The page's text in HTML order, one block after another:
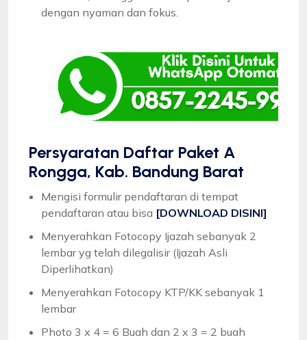
dengan nyaman dan fokus.
Persyaratan Daftar Paket A
Rongga, Kab. Bandung Barat
Mengisi formulir pendaftaran di tempat
pendaftaran atau bisa [DOWNLOAD DISINI]
Menyerahkan Fotocopy Ijazah sebanyak 2
lembar yg telah dilegalisir (Ijazah Asli
Diperlihatkan)
Menyerahkan Fotocopy KTP/KK sebanyak 1
lembar
Photo 3 x 4 = 6 Buah dan 2 x 3 = 2 buah